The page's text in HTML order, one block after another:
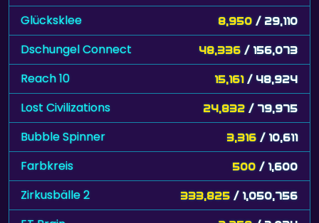
Glücksklee 8,950 / 29,110
Dschungel Connect 48,336 / 156,073
Reach 10 15,161 / 48,924
Lost Civilizations 24,832 / 79,975
Bubble Spinner 3,316 / 10,611
Farbkreis 500 / 1,600
Zirkusbälle 2 333,825 / 1,050,756